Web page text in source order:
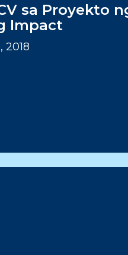
sa Proyekto
Impact
2018